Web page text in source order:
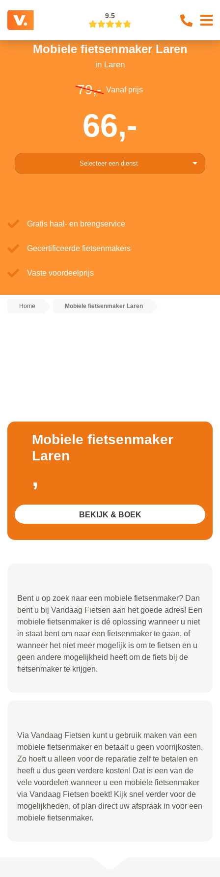
9.5
Mobiele fietsenmaker Laren
in Laren
79,- Vanaf prijs
66,-
Selecteer een dienst
Gratis haal- en brengservice
Gecertificeerde fietsenmakers
Vaste voordeelprijs
Home Mobiele fietsenmaker Laren
Bent u op zoek naar een mobiele fietsenmaker? Dan
bent u bij Vandaag Fietsen aan het goede adres! Een
mobiele fietsenmaker is dé oplossing wanneer u niet
in staat bent om naar een fietsenmaker te gaan, of
wanneer het niet meer mogelijk is om te fietsen en u
geen andere mogelijkheid heeft om de fiets bij de
fietsenmaker te krijgen.
Mobiele fietsenmaker
Laren
,
BEKIJK & BOEK
Via Vandaag Fietsen kunt u gebruik maken van een
mobiele fietsenmaker en betaalt u geen voorrijkosten.
Zo hoeft u alleen voor de reparatie zelf te betalen en
heeft u dus geen verdere kosten! Dat is een van de
vele voordelen wanneer u een mobiele fietsenmaker
via Vandaag Fietsen boekt! Kijk snel verder voor de
mogelijkheden, of plan direct uw afspraak in voor een
mobiele fietsenmaker.